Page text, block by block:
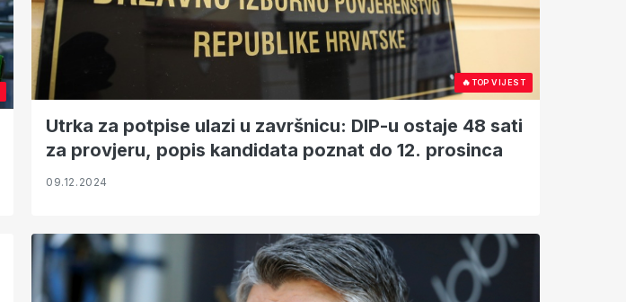
🔥TOP VIJEST
Utrka za potpise ulazi u završnicu: DIP-u ostaje 48 sati
za provjeru, popis kandidata poznat do 12. prosinca
09.12.2024